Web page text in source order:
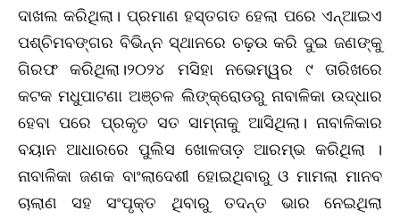
ଦାଖଲ କରିଥିଲା। ପ୍ରମାଣ ହସ୍ତଗତ ହେଲା ପରେ ଏନ୍‌ଆଇଏ
ପଶ୍ଚିମବଙ୍ଗର ବିଭିନ୍ନ ସ୍ଥାନରେ ଚଢ଼ଉ କରି ଦୁଇ ଜଣଙ୍କୁ
ଗିରଫ କରିଥିଲା।୨୦୨୪ ମସିହା ନଭେମ୍ୱର ୯ ତାରିଖରେ
କଟକ ମଧୁପାଟଣା ଅଞ୍ଚଳ ଲିଙ୍କ୍‌ରୋଡରୁ ନାବାଳିକା ଉଦ୍ଧାର
ହେବା ପରେ ପ୍ରକୃତ ସତ ସାମ୍ନାକୁ ଆସିଥିଲା। ନାବାଳିକାର
ବୟାନ ଆଧାରରେ ପୁଲିସ ଖୋଳତାଡ଼ ଆରମ୍ଭ କରିଥିଲା ।
ନାବାଳିକା ଜଣକ ବାଂଲାଦେଶୀ ହୋଇଥିବାରୁ ଓ ମାମଲା ମାନବ
ଚାଲାଣ ସହ ସଂପୃକ୍ତ ଥିବାରୁ ତଦନ୍ତ ଭାର ନେଇଥିଲା